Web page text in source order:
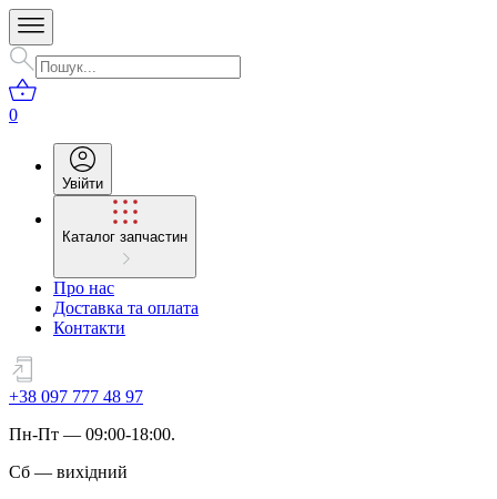
0
Увійти
Каталог запчастин
Про нас
Доставка та оплата
Контакти
+38 097 777 48 97
Пн-Пт — 09:00-18:00.
Сб — вихідний